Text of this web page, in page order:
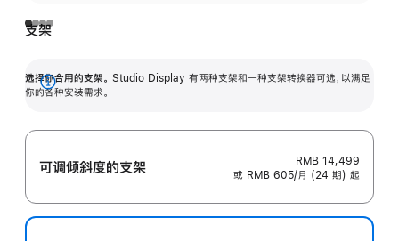
支架
选择你合用的支架。 Studio Display 有两种支架和一种支架转换器可选，以满足
你的各种安装需求。
展
可调倾斜度的支架
RMB 14,499
或 RMB 605/月 (24 期) 起